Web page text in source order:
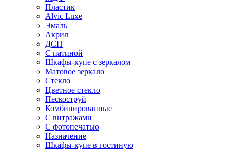
Пластик
Alvic Luxe
Эмаль
Акрил
ДСП
С патиной
Шкафы-купе с зеркалом
Матовое зеркало
Стекло
Цветное стекло
Пескоструй
Комбинированные
С витражами
С фотопечатью
Назначение
Шкафы-купе в гостиную